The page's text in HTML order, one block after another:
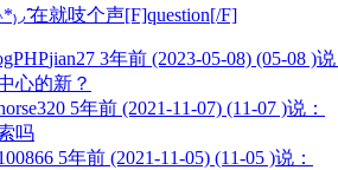
在就吱个声[F]question[/F]
jian27 3年前 (2023-05-08) (05-08 )说
心的新？
5年前 (2021-11-07) (11-07 )说：
吗
5年前 (2021-11-05) (11-05 )说：